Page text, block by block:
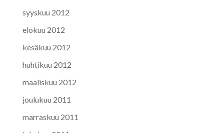
syyskuu 2012
elokuu 2012
kesäkuu 2012
huhtikuu 2012
maaliskuu 2012
joulukuu 2011
marraskuu 2011